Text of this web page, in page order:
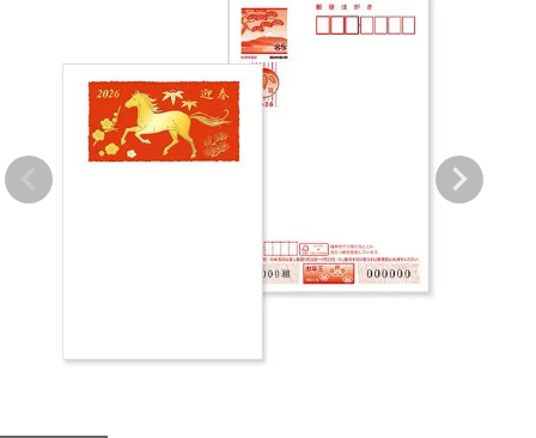
名刺 はがき
紙製クリア
ファイル
紙製クリア
ファイル印刷
長4窓封筒
B5横3つ折
90×205
長40封筒
A4横4つ折
90×225 142×332
長30封筒
A4横4つ折
長6封筒
A4横3つ折
封筒印刷サービス